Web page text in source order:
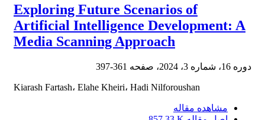
Exploring Future Scenarios of
Artificial Intelligence Development: A
Media Scanning Approach
دوره 16، شماره 3، 2024، صفحه 361-397
Kiarash Fartash، Elahe Kheiri، Hadi Nilforoushan
مشاهده مقاله